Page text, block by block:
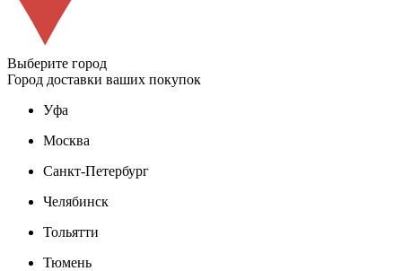
Выберите город
Город доставки ваших покупок
Уфа
Москва
Санкт-Петербург
Челябинск
Тольятти
Тюмень